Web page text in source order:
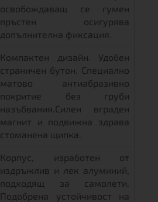
освобождаващ се гумен
пръстен осигурява
допълнителна фиксация.
Компактен дизайн. Удобен
страничен бутон. Специално
матово антиабразивно
покритие без груби
назъбвания.Силен вграден
магнит и подвижна здрава
стоманена щипка.
Корпус, изработен от
издръжлив и лек алуминий,
подходящ за самолети.
Подобрена устойчивост на